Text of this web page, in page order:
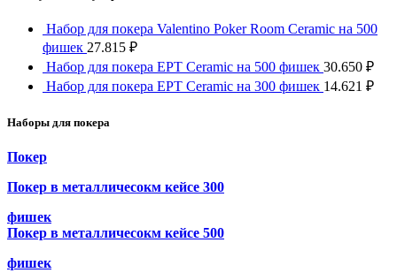
Набор для покера Valentino Poker Room Ceramic на 500
фишек 27.815 ₽
Набор для покера EPT Ceramic на 500 фишек 30.650 ₽
Набор для покера EPT Ceramic на 300 фишек 14.621 ₽
Наборы для покера
Покер
Покер в металличесокм кейсе 300
фишек
Покер в металличесокм кейсе 500
фишек